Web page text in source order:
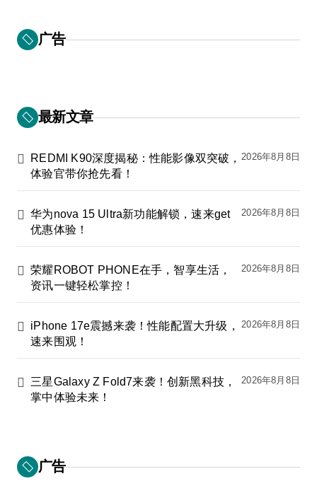
广告
最新文章
REDMI K90深度揭秘：性能影像双突破，
体验官带你抢先看！
2026年8月8日
华为nova 15 Ultra新功能解锁，速来get
优惠体验！
2026年8月8日
荣耀ROBOT PHONE在手，智享生活，
资讯一键轻松掌控！
2026年8月8日
iPhone 17e震撼来袭！性能配置大升级，
速来围观！
2026年8月8日
三星Galaxy Z Fold7来袭！创新黑科技，
掌中体验未来！
2026年8月8日
广告